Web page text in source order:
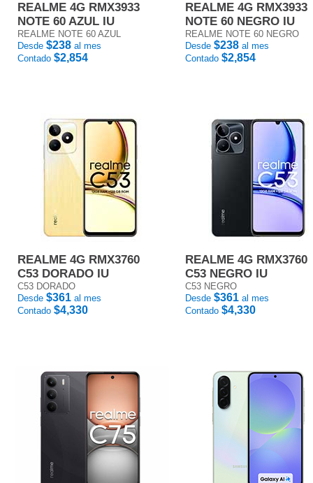
REALME 4G RMX3933
NOTE 60 AZUL IU
REALME NOTE 60 AZUL
Desde $238 al mes
Contado $2,854
REALME 4G RMX3933
NOTE 60 NEGRO IU
REALME NOTE 60 NEGRO
Desde $238 al mes
Contado $2,854
REALME 4G RMX3760
C53 DORADO IU
C53 DORADO
Desde $361 al mes
Contado $4,330
REALME 4G RMX3760
C53 NEGRO IU
C53 NEGRO
Desde $361 al mes
Contado $4,330